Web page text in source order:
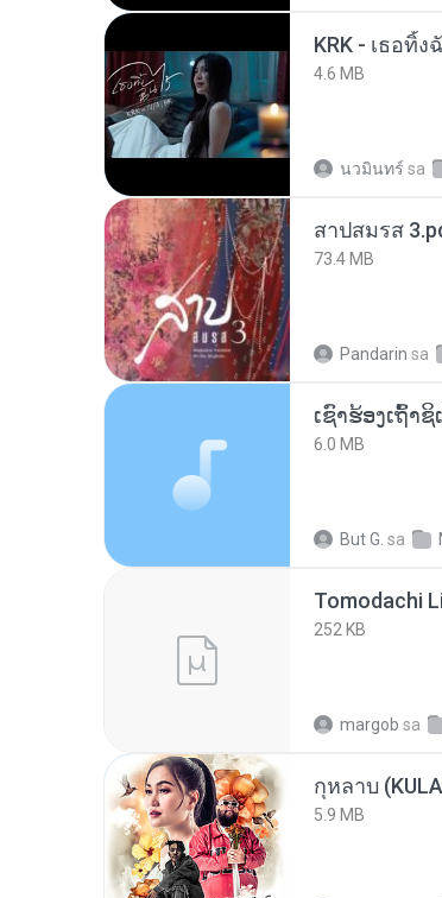
KRK - เธอทิ้ง
4.6 MB
นวมินทร์ sa
สาปสมรส
73.4 MB
Pandarin sa
6.0 MB
But G. sa
252 KB
margob sa
กุหลาบ
5.9 MB